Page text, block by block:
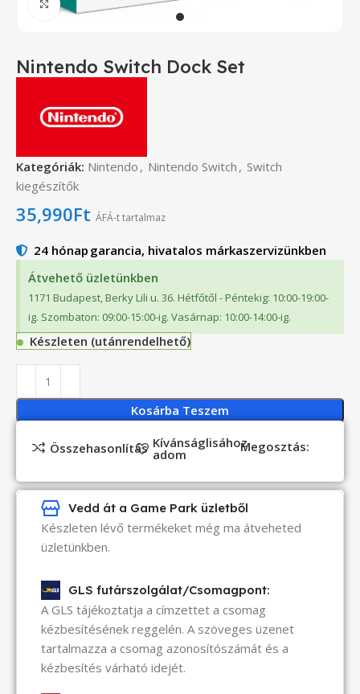
Click to enlarge
Nintendo Switch Dock Set
Kategóriák: Nintendo , Nintendo Switch , Switch
kiegészítők
35,990Ft ÁFÁ-t tartalmaz
24 hónap garancia, hivatalos márkaszervizünkben
Átvehető üzletünkben
1171 Budapest, Berky Lili u. 36. Hétfőtől - Péntekig: 10:00-19:00-
ig. Szombaton: 09:00-15:00-ig. Vasárnap: 10:00-14:00-ig.
Készleten (utánrendelhető)
Kosárba Teszem
Összehasonlítás Kívánságlisához
adom Megosztás:
Vedd át a Game Park üzletből
Készleten lévő termékeket még ma átveheted
üzletünkben.
GLS futárszolgálat/Csomagpont:
A GLS tájékoztatja a címzettet a csomag
kézbesítésének reggelén. A szöveges üzenet
tartalmazza a csomag azonosítószámát és a
kézbesítés várható idejét.